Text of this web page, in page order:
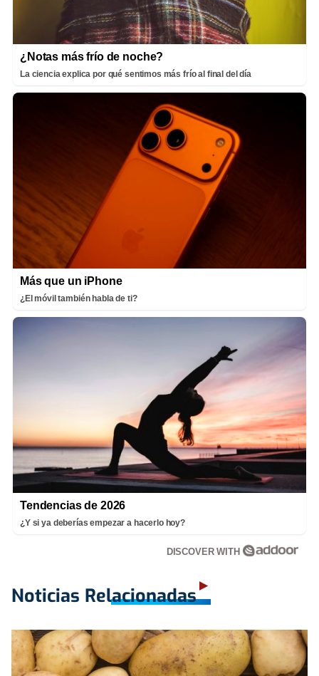
¿Notas más frío de noche?
La ciencia explica por qué sentimos más frío al final del día
Más que un iPhone
¿El móvil también habla de ti?
Tendencias de 2026
¿Y si ya deberías empezar a hacerlo hoy?
DISCOVER WITH
Noticias Relacionadas